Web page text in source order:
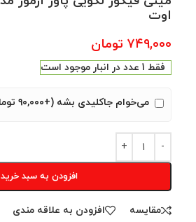
اوت
۷۴۹,۰۰۰ تومان
فقط 1 عدد در انبار موجود است
می‌خوام جاکلیدی بشه (+۹۰,۰۰۰ تومان)
افزودن به سبد خرید
مقایسه افزودن به علاقه مندی